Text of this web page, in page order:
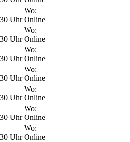
Uhr
Wo:
Online
Uhr
Wo:
Online
Uhr
Wo:
Online
Uhr
Wo:
Online
Uhr
Wo:
Online
Uhr
Wo:
Online
Uhr
Wo:
Online